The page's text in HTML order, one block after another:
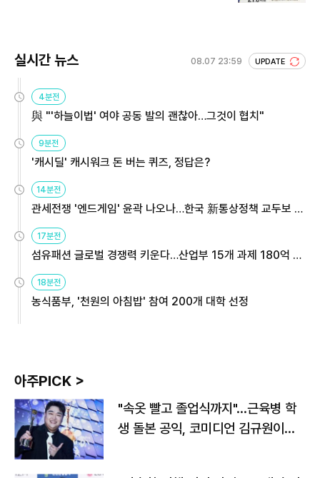
실시간 뉴스 08.07 23:59 UPDATE
4분전
與 "'하늘이법' 여야 공동 발의 괜찮아…그것이 협치"
9분전
'캐시딜' 캐시워크 돈 버는 퀴즈, 정답은?
14분전
관세전쟁 '엔드게임' 윤곽 나오나…한국 新통상정책 교두보 활
용해야
17분전
섬유패션 글로벌 경쟁력 키운다…산업부 15개 과제 180억 지
원
18분전
농식품부, '천원의 아침밥' 참여 200개 대학 선정
아주PICK >
"속옷 빨고 졸업식까지"…근육병 학
생 돌본 공익, 코미디언 김규원이었